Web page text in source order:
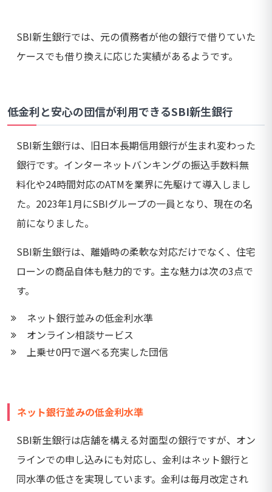
SBI新生銀行では、元の債務者が他の銀行で借りていた
ケースでも借り換えに応じた実績があるようです。
低金利と安心の団信が利用できるSBI新生銀行
SBI新生銀行は、旧日本長期信用銀行が生まれ変わった
銀行です。インターネットバンキングの振込手数料無
料化や24時間対応のATMを業界に先駆けて導入しまし
た。2023年1月にSBIグループの一員となり、現在の名
前になりました。
SBI新生銀行は、離婚時の柔軟な対応だけでなく、住宅
ローンの商品自体も魅力的です。主な魅力は次の3点で
す。
ネット銀行並みの低金利水準
オンライン相談サービス
上乗せ0円で選べる充実した団信
ネット銀行並みの低金利水準
SBI新生銀行は店舗を構える対面型の銀行ですが、オン
ラインでの申し込みにも対応し、金利はネット銀行と
同水準の低さを実現しています。金利は毎月改定され